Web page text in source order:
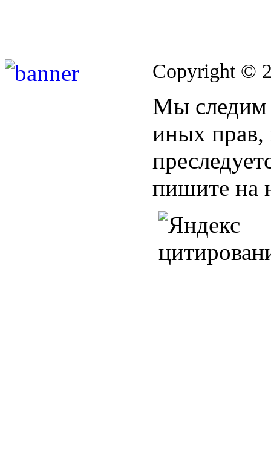
Copyright ©
Мы следим
иных прав,
пишите на